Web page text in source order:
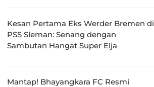
Kesan Pertama Eks Werder Bremen di
PSS Sleman: Senang dengan
Sambutan Hangat Super Elja
Mantap! Bhayangkara FC Resmi